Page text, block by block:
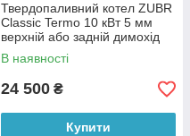
Твердопаливний котел ZUBR
Сlassic Termo 10 кВт 5 мм
верхній або задній димохід
В наявності
24 500 ₴
Купити